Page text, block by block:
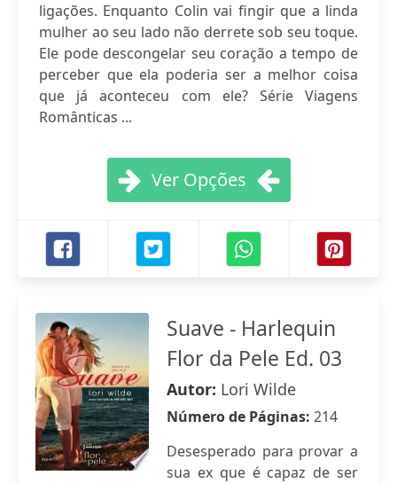
ligações. Enquanto Colin vai fingir que a linda
mulher ao seu lado não derrete sob seu toque.
Ele pode descongelar seu coração a tempo de
perceber que ela poderia ser a melhor coisa
que já aconteceu com ele? Série Viagens
Românticas ...
Ver Opções
Suave - Harlequin
Flor da Pele Ed. 03
Autor: Lori Wilde
Número de Páginas: 214
Desesperado para provar a
sua ex que é capaz de ser